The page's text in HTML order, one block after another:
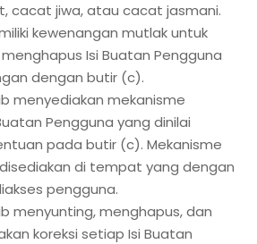
cacat jiwa, atau cacat jasmani.
kewenangan mutlak untuk
Isi Buatan Pengguna
dengan butir (c).
menyediakan mekanisme
Pengguna yang dinilai
pada butir (c). Mekanisme
di tempat yang dengan
pengguna.
menyunting, menghapus, dan
koreksi setiap Isi Buatan